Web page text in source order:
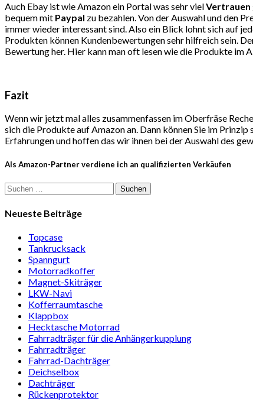
Auch Ebay ist wie Amazon ein Portal was sehr vielVertrauen
bequem mit Paypal zu bezahlen. Von der Auswahl und den
immer wieder interessant sind. Also ein Blick lohnt sich auf
Produkten können Kundenbewertungen sehr hilfreich sein.
Bewertung her. Hier kann man oft lesen wie die Produkte im
Fazit
Wenn wir jetzt mal alles zusammenfassen im Oberfräse
sich die Produkte auf Amazon an. Dann können Sie im
Erfahrungen und hoffen das wir ihnen bei der Auswahl des
Als Amazon-Partner verdiene ich an qualifizierten Verkäufen
Suchen
nach:
Neueste Beiträge
Topcase
Tan­kruck­sack
Spann­gurt
Motor­rad­koffer
Magnet-Ski­träger
LKW-Navi
Kof­fer­raum­ta­sche
Klappbox
Heck­ta­sche Motorrad
Fahr­rad­träger für die Anhän­ger­kup­p­lung
Fahr­rad­träger
Fahrrad-Dach­träger
Deich­selbox
Dach­träger
Rücken­pro­tektor